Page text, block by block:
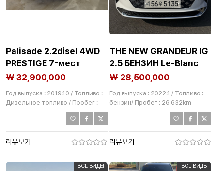
Palisade 2.2disel 4WD
PRESTIGE 7-мест
₩ 32,900,000
Год выпуска : 2019.10 / Топливо :
Дизельное топливо / Пробег :
리뷰보기
THE NEW GRANDEUR IG
2.5 БЕНЗИН Le-Blanc
₩ 28,500,000
Год выпуска : 2022.1 / Топливо :
бензин/ Пробег : 26,632km
리뷰보기
ВСЕ ВИДЫ
ВСЕ ВИДЫ